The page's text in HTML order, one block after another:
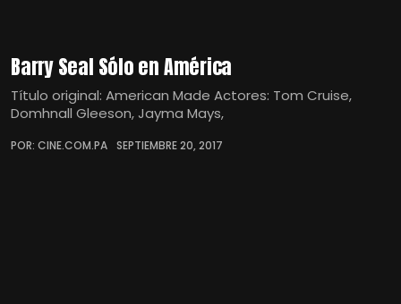
Barry Seal Sólo en América
Título original: American Made Actores: Tom Cruise,
Domhnall Gleeson, Jayma Mays,
POR: CINE.COM.PA SEPTIEMBRE 20, 2017